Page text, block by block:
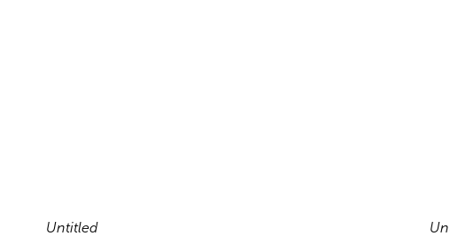
Untitled